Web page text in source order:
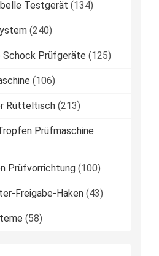
Testgerät (134)
(240)
Schock Prüfgeräte (125)
(106)
Rütteltisch (213)
Prüfmaschine
Prüfvorrichtung (100)
Freigabe-Haken (43)
(58)